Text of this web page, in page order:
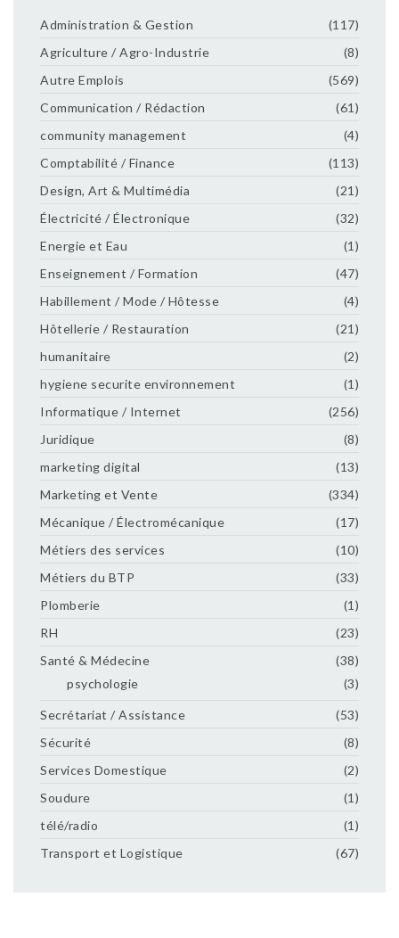
Administration & Gestion
(117)
Agriculture / Agro-Industrie
(8)
Autre Emplois
(569)
Communication / Rédaction
(61)
community management
(4)
Comptabilité / Finance
(113)
Design, Art & Multimédia
(21)
Électricité / Électronique
(32)
Energie et Eau
(1)
Enseignement / Formation
(47)
Habillement / Mode / Hôtesse
(4)
Hôtellerie / Restauration
(21)
humanitaire
(2)
hygiene securite environnement
(1)
Informatique / Internet
(256)
Juridique
(8)
marketing digital
(13)
Marketing et Vente
(334)
Mécanique / Électromécanique
(17)
Métiers des services
(10)
Métiers du BTP
(33)
Plomberie
(1)
RH
(23)
Santé & Médecine
(38)
psychologie
(3)
Secrétariat / Assistance
(53)
Sécurité
(8)
Services Domestique
(2)
Soudure
(1)
télé/radio
(1)
Transport et Logistique
(67)